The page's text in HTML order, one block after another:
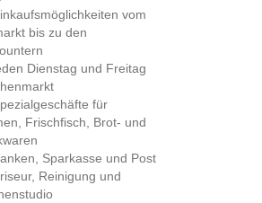
vom
bis zu den
Dienstag und Freitag
für
Frischfisch, Brot- und
Sparkasse und Post
Reinigung und